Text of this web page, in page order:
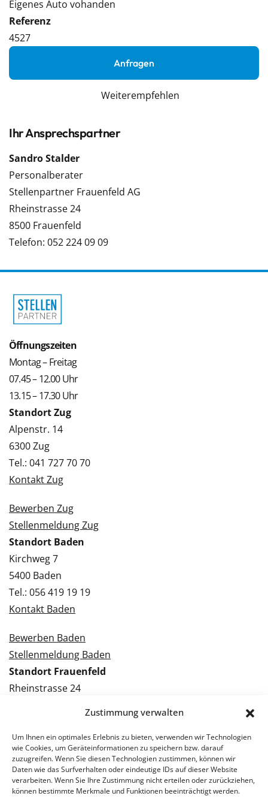
Zustimmung verwalten
Um Ihnen ein optimales Erlebnis zu bieten, verwenden wir Technologien
wie Cookies, um Geräteinformationen zu speichern bzw. darauf
zuzugreifen. Wenn Sie diesen Technologien zustimmen, können wir
Daten wie das Surfverhalten oder eindeutige IDs auf dieser Website
verarbeiten. Wenn Sie Ihre Zustimmung nicht erteilen oder zurückziehen,
können bestimmte Merkmale und Funktionen beeinträchtigt werden.
Eigenes Auto vohanden
Referenz
4527
Anfragen
Weiterempfehlen
Ihr Ansprechspartner
Sandro Stalder
Personalberater
Stellenpartner Frauenfeld AG
Rheinstrasse 24
8500 Frauenfeld
Telefon: 052 224 09 09
Öffnungszeiten
Montag – Freitag
07.45 – 12.00 Uhr
13.15 – 17.30 Uhr
Standort Zug
Alpenstr. 14
6300 Zug
Tel.: 041 727 70 70
Kontakt Zug
Bewerben Zug
Stellenmeldung Zug
Standort Baden
Kirchweg 7
5400 Baden
Tel.: 056 419 19 19
Kontakt Baden
Bewerben Baden
Stellenmeldung Baden
Standort Frauenfeld
Rheinstrasse 24
Kontakt Frauenfeld
Bewerben Frauenfeld
Stellenmeldung Frauenfeld